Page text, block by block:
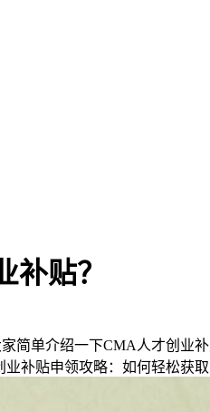
贴？
简单介绍一下CMA人才创业
补贴申领攻略：如何轻松获